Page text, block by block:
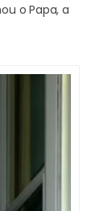
o Papa, a